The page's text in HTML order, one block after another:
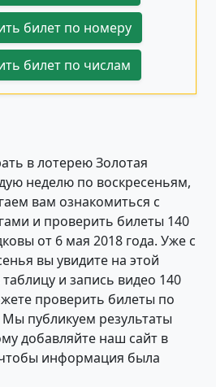
билет по номеру
билет по числам
в лотерею Золотая
неделю по воскресеньям,
вам ознакомиться с
и проверить билеты 140
от 6 мая 2018 года. Уже с
вы увидите на этой
и запись видео 140
проверить билеты по
публикуем результаты
добавляйте наш сайт в
информация была